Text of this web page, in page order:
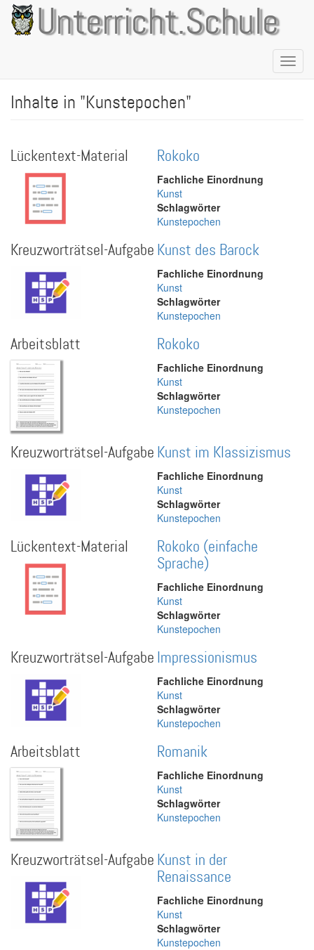
Direkt
zum
Inhalt
Unterricht.Schule
Inhalte in "Kunstepochen"
Lückentext-Material Rokoko
Fachliche Einordnung
Kunst
Schlagwörter
Kunstepochen
Kreuzworträtsel-Aufgabe Kunst des Barock
Fachliche Einordnung
Kunst
Schlagwörter
Kunstepochen
Arbeitsblatt Rokoko
Fachliche Einordnung
Kunst
Schlagwörter
Kunstepochen
Kreuzworträtsel-Aufgabe Kunst im Klassizismus
Fachliche Einordnung
Kunst
Schlagwörter
Kunstepochen
Lückentext-Material
Rokoko (einfache
Sprache)
Fachliche Einordnung
Kunst
Schlagwörter
Kunstepochen
Kreuzworträtsel-Aufgabe Impressionismus
Fachliche Einordnung
Kunst
Schlagwörter
Kunstepochen
Arbeitsblatt Romanik
Fachliche Einordnung
Kunst
Schlagwörter
Kunstepochen
Kreuzworträtsel-Aufgabe Kunst in der
Renaissance
Fachliche Einordnung
Kunst
Schlagwörter
Kunstepochen